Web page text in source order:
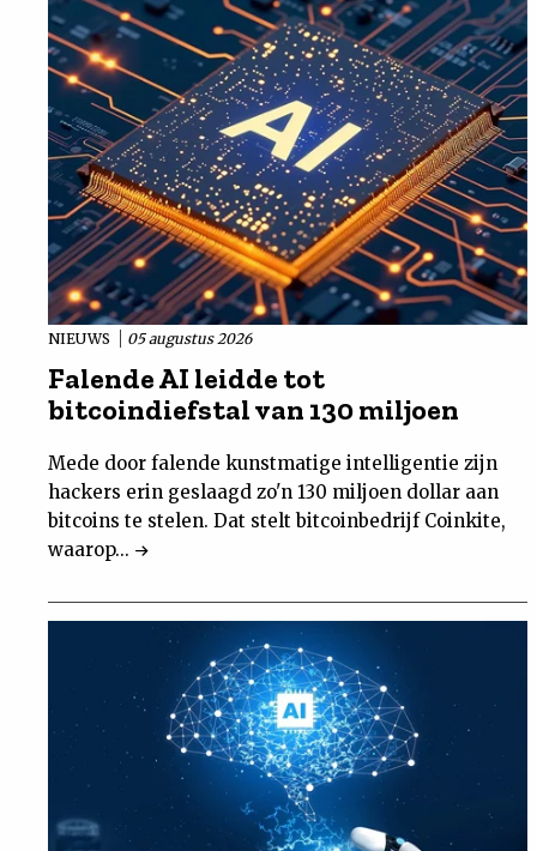
NIEUWS 05 augustus 2026
Falende AI leidde tot
bitcoindiefstal van 130 miljoen
Mede door falende kunstmatige intelligentie zijn
hackers erin geslaagd zo'n 130 miljoen dollar aan
bitcoins te stelen. Dat stelt bitcoinbedrijf Coinkite,
waarop...